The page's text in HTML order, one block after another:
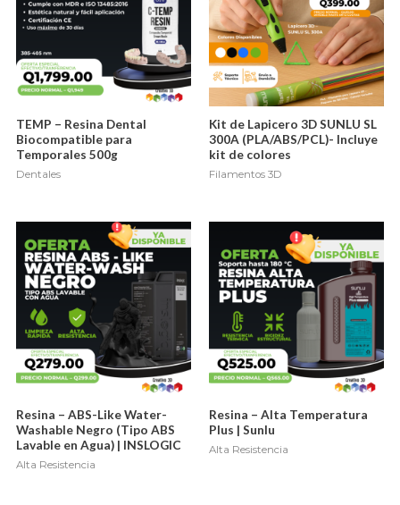
TEMP – Resina Dental
Biocompatible para
Temporales 500g
Dentales
Kit de Lapicero 3D SUNLU SL
300A (PLA/ABS/PCL)- Incluye
kit de colores
Filamentos 3D
Resina – ABS-Like Water-
Washable Negro (Tipo ABS
Lavable en Agua) | INSLOGIC
Alta Resistencia
Resina – Alta Temperatura
Plus | Sunlu
Alta Resistencia